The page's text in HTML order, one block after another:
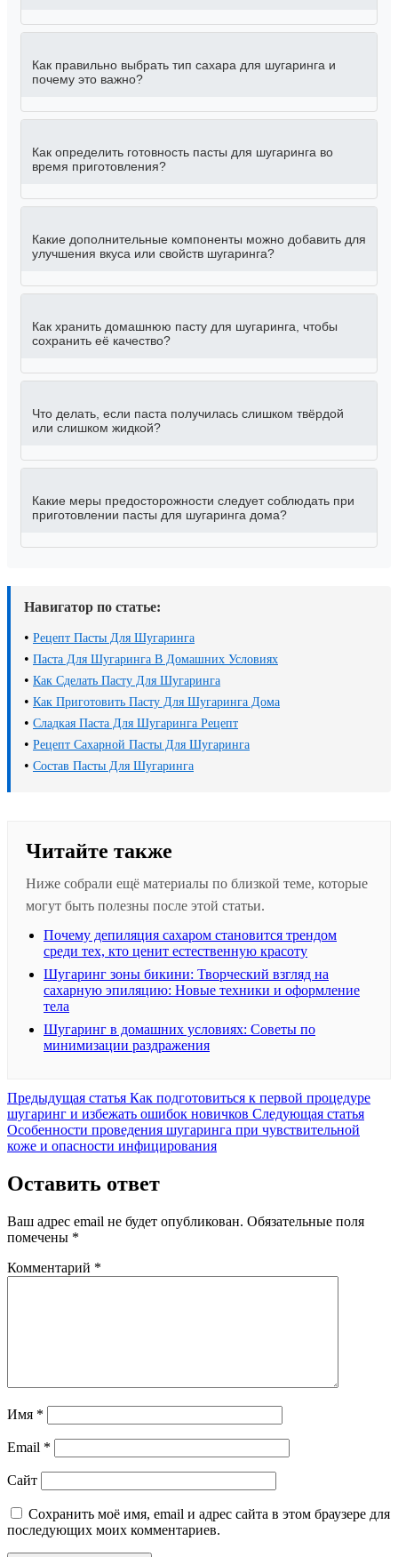
Как правильно выбрать тип сахара для шугаринга и
почему это важно?
Как определить готовность пасты для шугаринга во
время приготовления?
Какие дополнительные компоненты можно добавить для
улучшения вкуса или свойств шугаринга?
Как хранить домашнюю пасту для шугаринга, чтобы
сохранить её качество?
Что делать, если паста получилась слишком твёрдой
или слишком жидкой?
Какие меры предосторожности следует соблюдать при
приготовлении пасты для шугаринга дома?
Навигатор по статье:
• Рецепт Пасты Для Шугаринга
• Паста Для Шугаринга В Домашних Условиях
• Как Сделать Пасту Для Шугаринга
• Как Приготовить Пасту Для Шугаринга Дома
• Сладкая Паста Для Шугаринга Рецепт
• Рецепт Сахарной Пасты Для Шугаринга
• Состав Пасты Для Шугаринга
Читайте также
Ниже собрали ещё материалы по близкой теме, которые
могут быть полезны после этой статьи.
Почему депиляция сахаром становится трендом
среди тех, кто ценит естественную красоту
Шугаринг зоны бикини: Творческий взгляд на
сахарную эпиляцию: Новые техники и оформление
тела
Шугаринг в домашних условиях: Советы по
минимизации раздражения
Предыдущая статья Предыдущая
запись:
Как подготовиться к первой процедуре
шугаринг и избежать ошибок новичков Следующая статья
Особенности проведения шугаринга при чувствительной
коже и опасности инфицирования
Оставить ответ
Ваш адрес email не будет опубликован. Обязательные поля
помечены *
Комментарий *
Имя *
Email *
Сайт
Сохранить моё имя, email и адрес сайта в этом браузере для
последующих моих комментариев.